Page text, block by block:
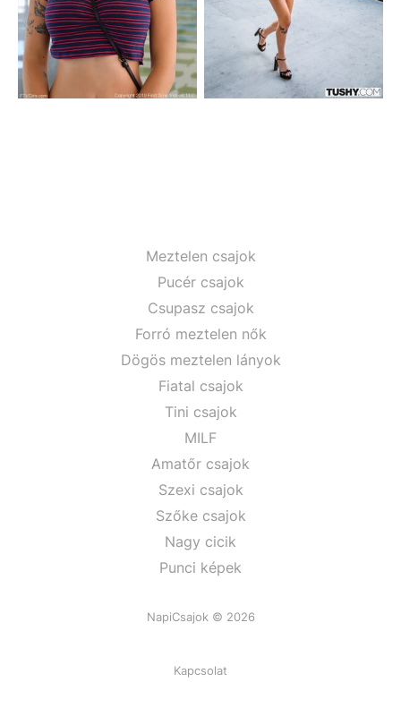
Meztelen csajok
Pucér csajok
Csupasz csajok
Forró meztelen nők
Dögös meztelen lányok
Fiatal csajok
Tini csajok
MILF
Amatőr csajok
Szexi csajok
Szőke csajok
Nagy cicik
Punci képek
NapiCsajok © 2026
Kapcsolat